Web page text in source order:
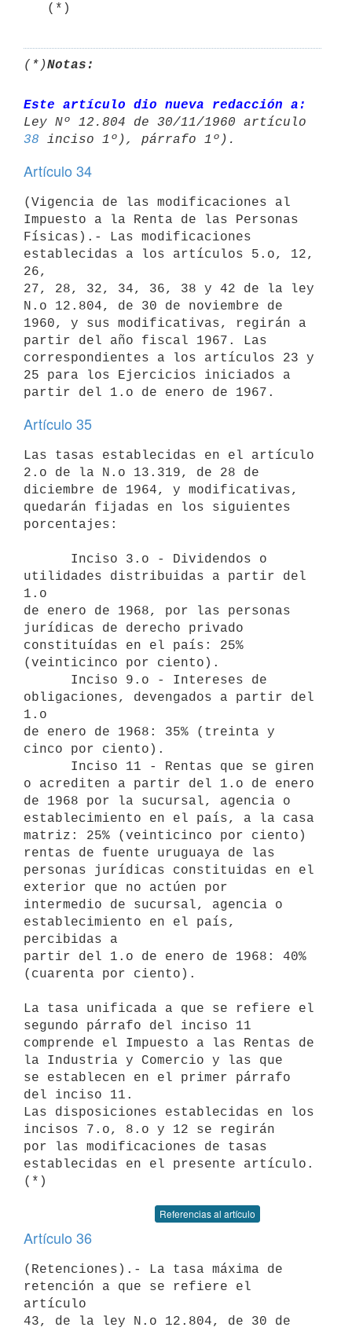
   (*)
(*)Notas:
Este artículo dio nueva redacción a:
38
Artículo 34
(Vigencia de las modificaciones al
Impuesto a la Renta de las Personas
Físicas).- Las modificaciones
establecidas a los artículos 5.o, 12,
26,
27, 28, 32, 34, 36, 38 y 42 de la ley
N.o 12.804, de 30 de noviembre de
1960, y sus modificativas, regirán a
partir del año fiscal 1967. Las
correspondientes a los artículos 23 y
25 para los Ejercicios iniciados a
Artículo 35
Las tasas establecidas en el artículo
2.o de la N.o 13.319, de 28 de
diciembre de 1964, y modificativas,
quedarán fijadas en los siguientes
porcentajes:
utilidades distribuidas a partir del
1.o
de enero de 1968, por las personas
jurídicas de derecho privado
constituídas en el país: 25%
(veinticinco por ciento).
obligaciones, devengados a partir del
1.o
de enero de 1968: 35% (treinta y
cinco por ciento).
o acrediten a partir del 1.o de enero
de 1968 por la sucursal, agencia o
establecimiento en el país, a la casa
matriz: 25% (veinticinco por ciento)
rentas de fuente uruguaya de las
personas jurídicas constituidas en el
exterior que no actúen por
intermedio de sucursal, agencia o
establecimiento en el país,
percibidas a
partir del 1.o de enero de 1968: 40%
(cuarenta por ciento).
La tasa unificada a que se refiere el
segundo párrafo del inciso 11
comprende el Impuesto a las Rentas de
la Industria y Comercio y las que
se establecen en el primer párrafo
del inciso 11.
Las disposiciones establecidas en los
incisos 7.o, 8.o y 12 se regirán
por las modificaciones de tasas
establecidas en el presente artículo.
(*)
Referencias al artículo
Artículo 36
(Retenciones).- La tasa máxima de
retención a que se refiere el
artículo
43, de la ley N.o 12.804, de 30 de